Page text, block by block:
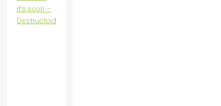
it’s soon –
Destructoid